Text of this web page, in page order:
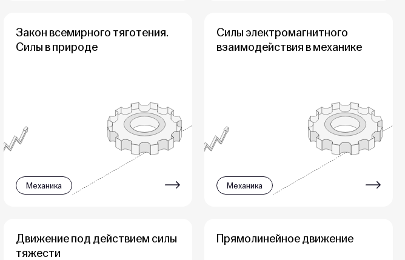
Закон всемирного тяготения.
Силы в природе
Механика
Силы электромагнитного
взаимодействия в механике
Механика
Движение под действием силы
тяжести
Прямолинейное движение